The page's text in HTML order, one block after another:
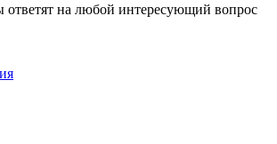
на любой интересующий вопрос